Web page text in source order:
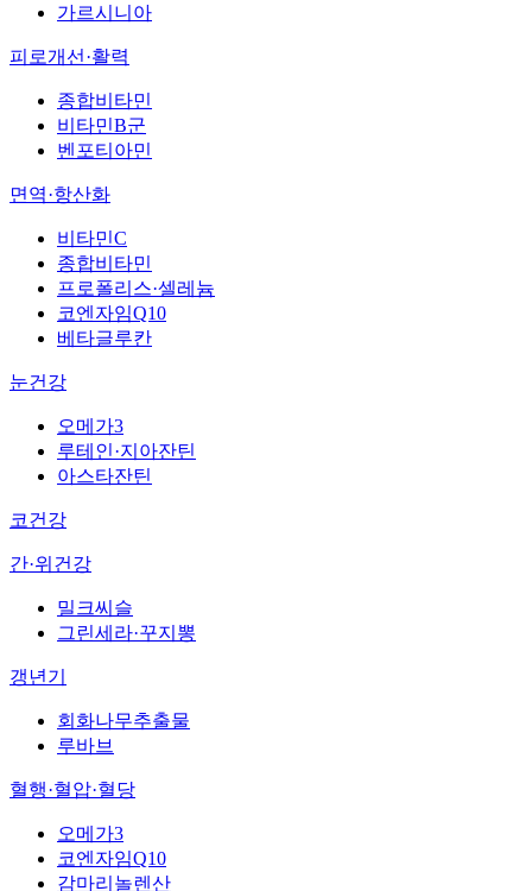
가르시니아
피로개선·활력
종합비타민
비타민B군
벤포티아민
면역·항산화
비타민C
종합비타민
프로폴리스·셀레늄
코엔자임Q10
베타글루칸
눈건강
오메가3
루테인·지아잔틴
아스타잔틴
코건강
간·위건강
밀크씨슬
그린세라·꾸지뽕
갱년기
회화나무추출물
루바브
혈행·혈압·혈당
오메가3
코엔자임Q10
감마리놀렌산